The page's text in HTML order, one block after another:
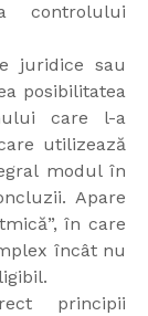
controlului
juridice sau
posibilitatea
care l-a
utilizează
modul în
Apare
în care
încât nu
principii